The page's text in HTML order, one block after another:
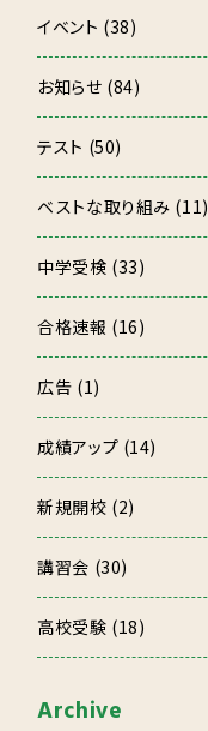
イベント (38)
お知らせ (84)
テスト (50)
ベストな取り組み (11)
中学受検 (33)
合格速報 (16)
広告 (1)
成績アップ (14)
新規開校 (2)
講習会 (30)
高校受験 (18)
Archive